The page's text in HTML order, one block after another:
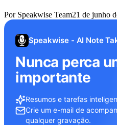
Por Speakwise Team21 de junho
Speakwise - AI Note
Nunca perca
importante
Resumos e tarefas
Crie um e-mail de
qualquer gravação.